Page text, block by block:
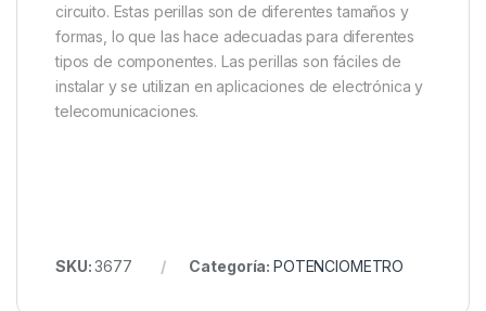
circuito. Estas perillas son de diferentes tamaños y
formas, lo que las hace adecuadas para diferentes
tipos de componentes. Las perillas son fáciles de
instalar y se utilizan en aplicaciones de electrónica y
telecomunicaciones.
SKU:3677 Categoría: POTENCIOMETRO